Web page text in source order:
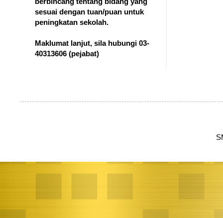
sesuai dengan tuan/puan untuk
peningkatan sekolah.
Maklumat lanjut, sila hubungi 03-
40313606 (pejabat)